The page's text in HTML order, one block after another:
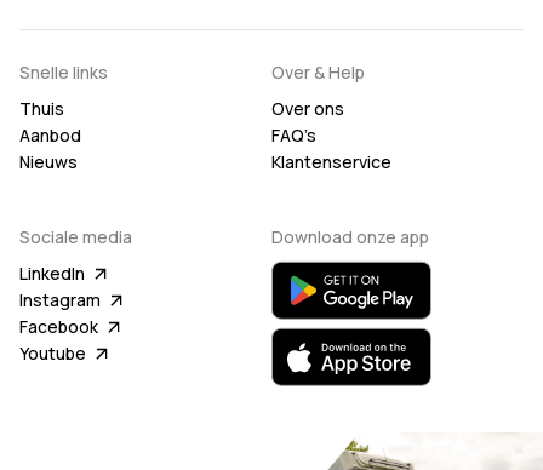
Snelle links
Thuis
Aanbod
Nieuws
Over & Help
Over ons
FAQ’s
Klantenservice
Sociale media
LinkedIn
Instagram
Facebook
Youtube
Download onze app